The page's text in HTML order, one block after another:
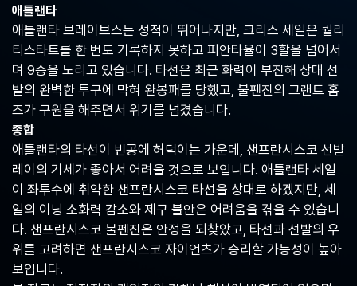
스
포
츠
중
계
사
이
애틀랜타
애틀랜타 브레이브스는 성적이 뛰어나지만, 크리스 세일은 퀄리
티스타트를 한 번도 기록하지 못하고 피안타율이 3할을 넘어서
며 9승을 노리고 있습니다. 타선은 최근 화력이 부진해 상대 선
발의 완벽한 투구에 막혀 완봉패를 당했고, 불펜진의 그랜트 홈
즈가 구원을 해주면서 위기를 넘겼습니다.
종합
애틀랜타의 타선이 빈공에 허덕이는 가운데, 샌프란시스코 선발
레이의 기세가 좋아서 어려울 것으로 보입니다. 애틀랜타 세일
이 좌투수에 취약한 샌프란시스코 타선을 상대로 하겠지만, 세
일의 이닝 소화력 감소와 제구 불안은 어려움을 겪을 수 있습니
다. 샌프란시스코 불펜진은 안정을 되찾았고, 타선과 선발의 우
위를 고려하면 샌프란시스코 자이언츠가 승리할 가능성이 높아
보입니다.